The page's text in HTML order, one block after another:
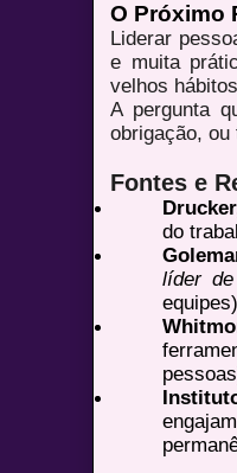
O Próximo
Liderar
e muita
velhos
A pergunta
obrigação,
Fontes e
do
líder